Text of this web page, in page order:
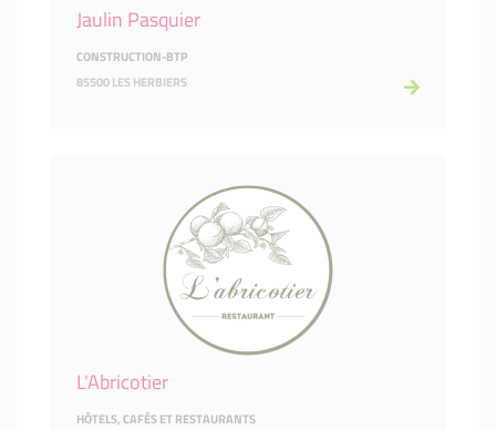
Jaulin Pasquier
CONSTRUCTION-BTP
85500 LES HERBIERS
L'Abricotier
HÔTELS, CAFÉS ET RESTAURANTS